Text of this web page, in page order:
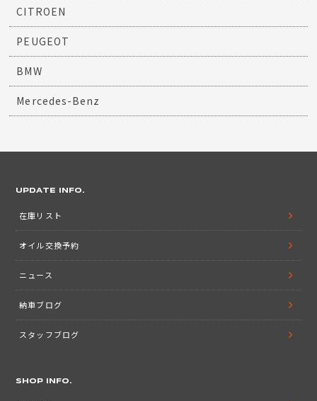
CITROEN
PEUGEOT
BMW
Mercedes-Benz
UPDATE INFO.
在庫リスト
オイル交換予約
ニュース
納車ブログ
スタッフブログ
SHOP INFO.